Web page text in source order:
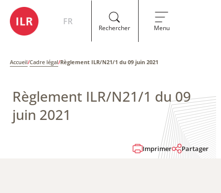
FR
Rechercher Menu
Accueil/Cadre légal/Règlement ILR/N21/1 du 09 juin 2021
Règlement ILR/N21/1 du 09
juin 2021
Imprimer Partager